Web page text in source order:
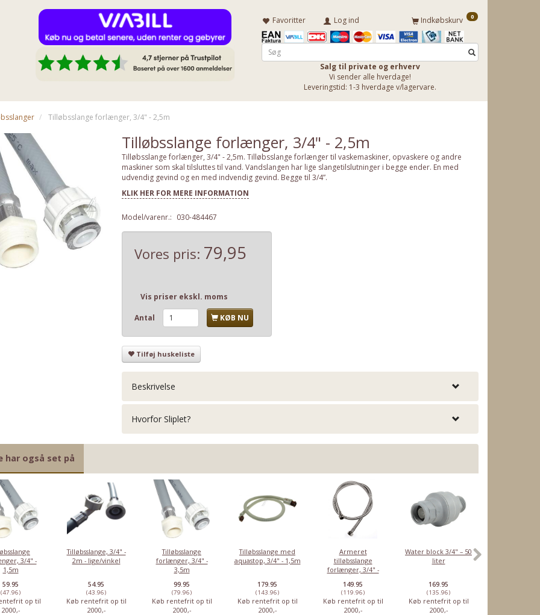
Indkøbskurv 0
Favoritter Log ind
Salg til private og erhverv
Vi sender alle hverdage!
Leveringstid: 1-3 hverdage v/lagervare.
Tilløbsslange forlænger, 3/4" - 2,5m
Tilløbsslange forlænger, 3/4" - 2,5m
Tilløbsslange forlænger, 3/4" - 2,5m. Tilløbsslange forlænger til vaskemaskiner, opvaskere og andre
maskiner som skal tilsluttes til vand. Vandslangen har lige slangetilslutninger i begge ender. En med
udvendig gevind og en med indvendig gevind. Begge til 3/4”.
KLIK HER FOR MERE INFORMATION
Model/varenr.: 030-484467
Vores pris: 79,95
Vis priser ekskl. moms
Antal KØB NU
Tilføj huskeliste
Beskrivelse
Hvorfor Sliplet?
har også set på
3/4" -
1,5m
59.95
(47.96)
op til
2000,-
Tilløbsslange, 3/4" -
2m - lige/vinkel
54.95
(43.96)
Køb rentefrit op til
2000,-
Tilløbsslange
forlænger, 3/4" -
3,5m
99.95
(79.96)
Køb rentefrit op til
2000,-
Tilløbsslange med
aquastop, 3/4" - 1,5m
179.95
(143.96)
Køb rentefrit op til
2000,-
Armeret
tilløbsslange
forlænger, 3/4" -
149.95
(119.96)
Køb rentefrit op til
2000,-
Water block 3/4" – 50
liter
169.95
(135.96)
Køb rentefrit op til
2000,-